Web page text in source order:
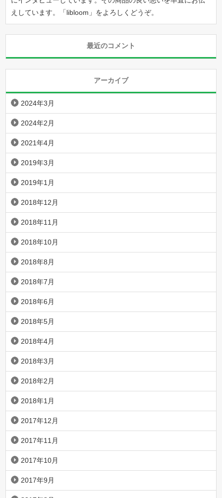
えしています。「libloom 」をよろしくどうぞ。
最近のコメント
アーカイブ
2024年3月
2024年2月
2021年4月
2019年3月
2019年1月
2018年12月
2018年11月
2018年10月
2018年8月
2018年7月
2018年6月
2018年5月
2018年4月
2018年3月
2018年2月
2018年1月
2017年12月
2017年11月
2017年10月
2017年9月